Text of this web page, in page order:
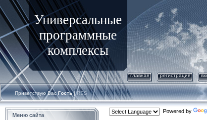
Универсальные
программные
комплексы
главная регистрация
Приветствую Вас Гость|RSS
Меню сайта
Powered by